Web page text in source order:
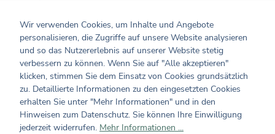
feinen Wein. WWW.ANNEKATRINWEBER.DE |
WWW.VEGGIELICIOUS.DE
Titel von Anne-Katrin Weber
Produktgalerie überspringen
Wir verwenden Cookies, um Inhalte und Angebote
personalisieren, die Zugriffe auf unsere Website analysieren
und so das Nutzererlebnis auf unserer Website stetig
verbessern zu können. Wenn Sie auf "Alle akzeptieren"
klicken, stimmen Sie dem Einsatz von Cookies grundsätzlich
zu. Detaillierte Informationen zu den eingesetzten Cookies
erhalten Sie unter "Mehr Informationen" und in den
Hinweisen zum Datenschutz. Sie können Ihre Einwilligung
jederzeit widerrufen. Mehr Informationen ...